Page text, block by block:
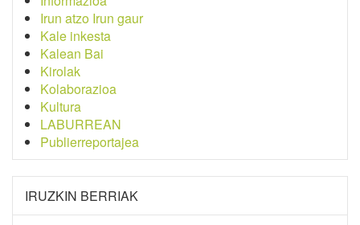
Irun atzo Irun gaur
Kale inkesta
Kalean Bai
Kirolak
Kolaborazioa
Kultura
LABURREAN
Publierreportajea
IRUZKIN BERRIAK